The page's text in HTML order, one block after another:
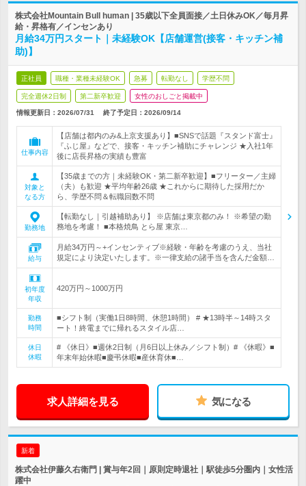
株式会社Mountain Bull human | 35歳以下全員面接／土日休みOK／毎月昇
給・昇格有／インセンあり
月給34万円スタート｜未経験OK【店舗運営(接客・キッチン補
助)】
正社員 職種・業種未経験OK 急募 転勤なし 学歴不問
完全週休2日制 第二新卒歓迎 女性のおしごと掲載中
情報更新日：2026/07/31 終了予定日： 2026/09/14
仕事内容
【店舗は都内のみ&上京支援あり】■SNSで話題『スタンド富士』
『ふじ屋』などで、接客・キッチン補助にチャレンジ ★入社1年
後に店長昇格の実績も豊富
対象と
なる方
【35歳までの方｜未経験OK・第二新卒歓迎】■フリーター／主婦
（夫）も歓迎 ★平均年齢26歳 ★これからに期待した採用だか
ら、学歴不問＆転職回数不問
勤務地
【転勤なし｜引越補助あり】 ※店舗は東京都のみ！ ※希望の勤
務地を考慮！ ■本格焼鳥 とら屋 東京…
給与
月給34万円～+インセンティブ※経験・年齢を考慮のうえ、当社
規定により決定いたします。※一律支給の諸手当を含んだ金額…
初年度
年収
420万円～1000万円
勤務
時間
■シフト制（実働1日8時間、休憩1時間） # ★13時半～14時スタ
ート！終電までに帰れるスタイル店…
休日
休暇
# 《休日》■週休2日制（月6日以上休み／シフト制）# 《休暇》■
年末年始休暇■慶弔休暇■産休育休■…
求人詳細を見る 気になる
新着
株式会社伊藤久右衛門 | 賞与年2回｜原則定時退社｜駅徒歩5分圏内｜女性活
躍中